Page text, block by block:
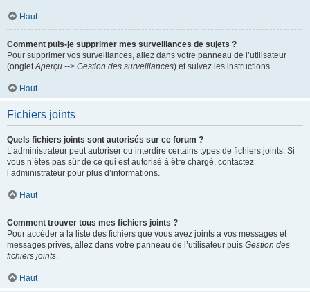
Haut
Comment puis-je supprimer mes surveillances de sujets ?
Pour supprimer vos surveillances, allez dans votre panneau de l’utilisateur
(ongletAperçu --> Gestion des surveillances) et suivez les instructions.
Haut
Fichiers joints
Quels fichiers joints sont autorisés sur ce forum ?
L’administrateur peut autoriser ou interdire certains types de fichiers joints. Si
vous n’êtes pas sûr de ce qui est autorisé à être chargé, contactez
l’administrateur pour plus d’informations.
Haut
Comment trouver tous mes fichiers joints ?
Pour accéder à la liste des fichiers que vous avez joints à vos messages et
messages privés, allez dans votre panneau de l’utilisateur puis Gestion des
fichiers joints.
Haut